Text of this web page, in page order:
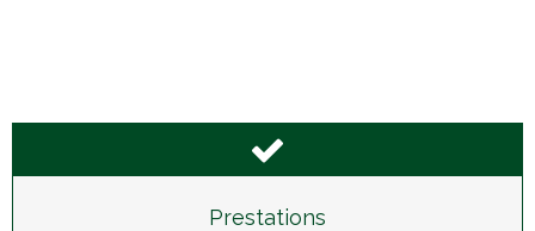
Prestations